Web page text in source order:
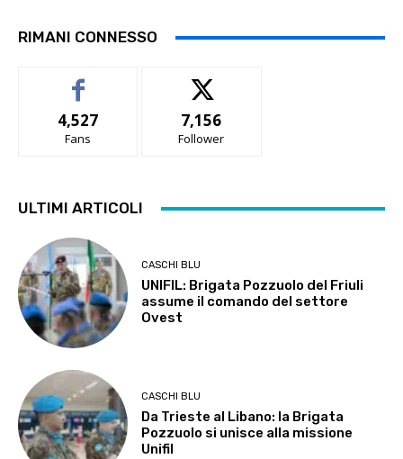
RIMANI CONNESSO
4,527
Fans
7,156
Follower
ULTIMI ARTICOLI
CASCHI BLU
UNIFIL: Brigata Pozzuolo del Friuli
assume il comando del settore
Ovest
CASCHI BLU
Da Trieste al Libano: la Brigata
Pozzuolo si unisce alla missione
Unifil